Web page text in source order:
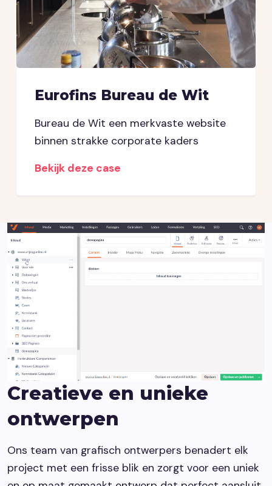
Eurofins Bureau de Wit
Bureau de Wit een merkvaste website
binnen strakke corporate kaders
Bekijk deze case
Creatieve en unieke
ontwerpen
Ons team van grafisch ontwerpers benadert elk
project met een frisse blik en zorgt voor een uniek